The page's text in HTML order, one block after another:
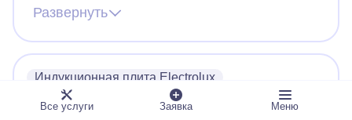
запчасть, поставили, все работает. Видно,
что человек переживает за клиента. Ещё
дал ценные советы по использованию
посуды для плиты. Огромное спасибо!
Развернуть
Индукционная плита Electrolux
Дмитрий
Все услуги Заявка Меню